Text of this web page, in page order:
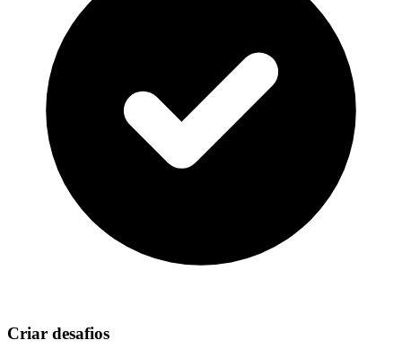
Criar desafios